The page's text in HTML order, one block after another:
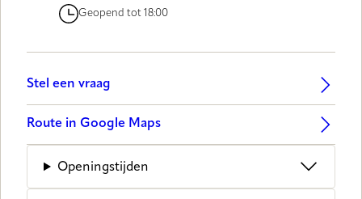
Geopend tot 18:00
Stel een vraag
Route in Google Maps
Openingstijden